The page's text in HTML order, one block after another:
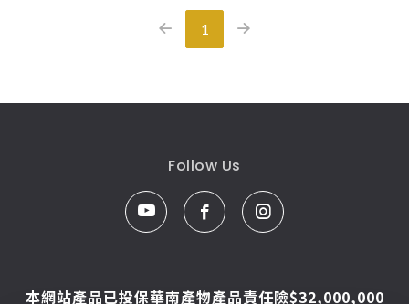
1
Follow Us
本網站產品已投保華南產物產品責任險$32,000,000